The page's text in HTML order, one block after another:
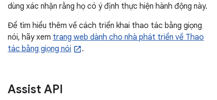
dùng xác nhận rằng họ có ý định thực hiện hành động này.
Để tìm hiểu thêm về cách triển khai thao tác bằng giọng
nói, hãy xem trang web dành cho nhà phát triển về Thao
tác bằng giọng nói
.
Assist API